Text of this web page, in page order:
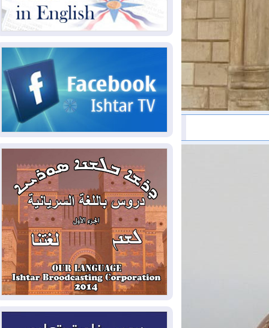
2026-08-07حكومة إقليم كوردستان ترفض
قرار "دانة غاز" و"نفط الهلال" بتزويد بغداد
بالغاز دون موافقتها
القوات المسلحة العراقية: خطة
أمنية لإجهاض هجمة محتملة على السعودية
2026-08-07الاستخبارات الأميركية: بوتين
قد يختبر تماسك الناتو بهجوم محدود
"إدارة الدولة": أكدنا دعم تنفيذ البرنامج
الحكومي وأهمية حصر السلاح
2026-08-06ائتلاف ادارة الدولة: من
يقومون بسلوك يهدد امن البلاد خارجون عن
القانون يجب محاربتهم
2026-08-06بعد هجومين قرب باب المندب..
تحذيرات من تصعيد يهدد الملاحة في البحر
الأحمر
2026-08-06مئات القاصرين بلا مأوى.. أزمة
سبتة تتصاعد وتضغط على مدريد